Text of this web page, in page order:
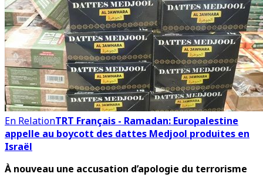
En RelationTRT Français - Ramadan: Europalestine
appelle au boycott des dattes Medjool produites en
Israël
À nouveau une accusation d’apologie du terrorisme